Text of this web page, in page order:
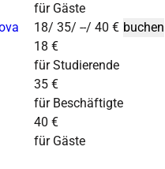
für Gäste
18/ 35/ --/ 40 €
18 €
für Studierende
35 €
für Beschäftigte
40 €
für Gäste